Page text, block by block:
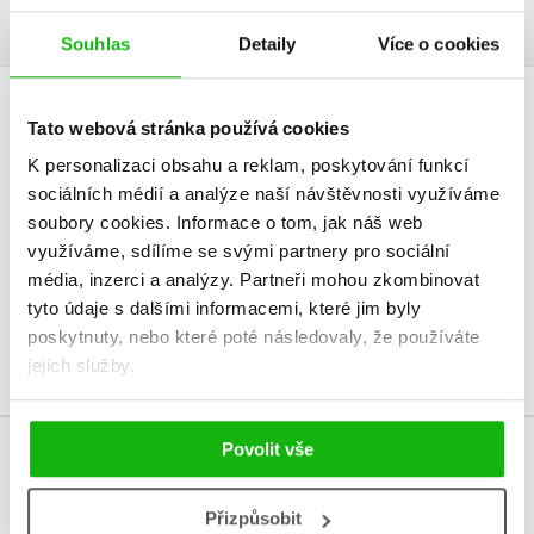
Souhlas Detaily Více o cookies
Tato webová stránka používá cookies
K personalizaci obsahu a reklam, poskytování funkcí
sociálních médií a analýze naší návštěvnosti využíváme
soubory cookies. Informace o tom, jak náš web
využíváme, sdílíme se svými partnery pro sociální
média, inzerci a analýzy. Partneři mohou zkombinovat
tyto údaje s dalšími informacemi, které jim byly
poskytnuty, nebo které poté následovaly, že používáte
jejich služby.
Povolit vše
Přizpůsobit
HODNOCENÍ ČTENÁŘŮ
V současné době nejsou vytvořena žádná uživatelská hodnocení.
Vaše hodnocení
Uživatelskou recenzi mohou vkládat pouze registrovaní uživatelé
Přihlásit
MOHLO BY VÁS TAKÉ ZAJÍMAT